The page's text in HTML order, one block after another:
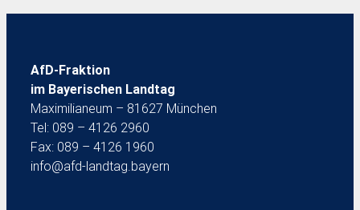
AfD-Fraktion
im Bayerischen Landtag
Maximilianeum – 81627 München
Tel: 089 – 4126 2960
Fax: 089 – 4126 1960
info@afd-landtag.bayern